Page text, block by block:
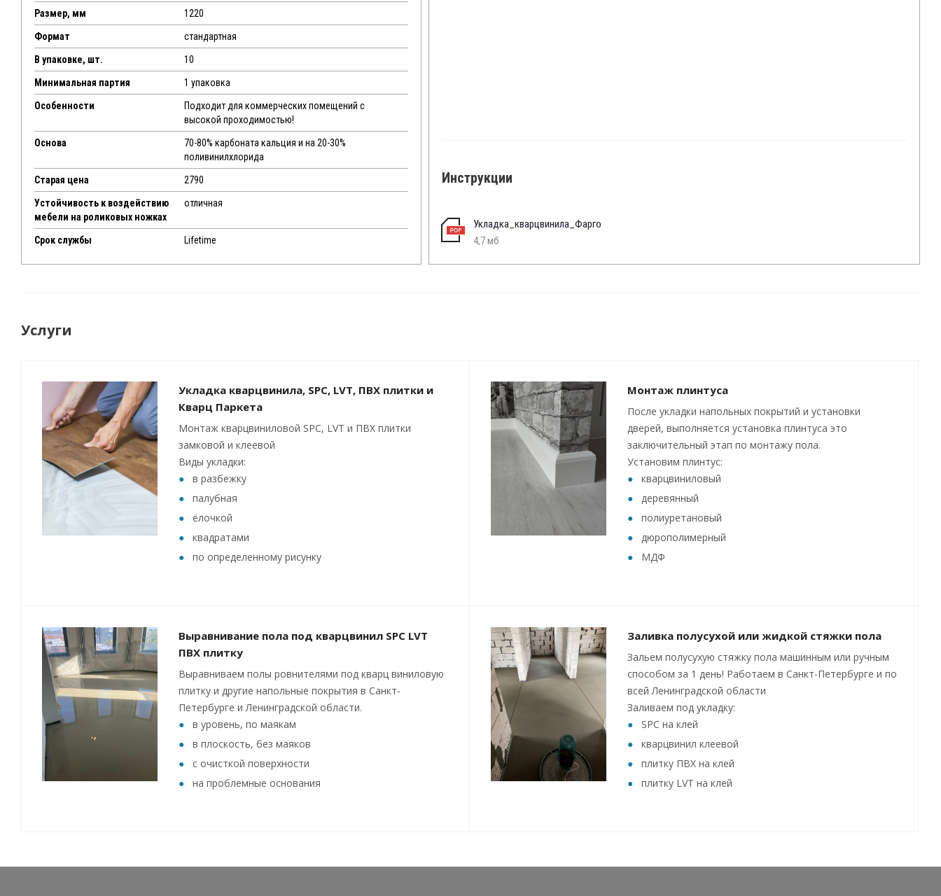
Размер, мм 1220
Формат стандартная
В упаковке, шт. 10
Минимальная партия 1 упаковка
Особенности
Подходит для коммерческих помещений с
высокой проходимостью!
Основа
70-80% карбоната кальция и на 20-30%
поливинилхлорида
Старая цена 2790
Устойчивость к воздействию
мебели на роликовых ножках
отличная
Срок службы Lifetime
Инструкции
Укладка_кварцвинила_Фарго
4,7 мб
Услуги
Укладка кварцвинила, SPC, LVT, ПВХ плитки и
Кварц Паркета
Монтаж кварцвиниловой SPC, LVT и ПВХ плитки
замковой и клеевой
Виды укладки:
в разбежку
палубная
ёлочкой
квадратами
по определенному рисунку
Монтаж плинтуса
После укладки напольных покрытий и установки
дверей, выполняется установка плинтуса это
заключительный этап по монтажу пола.
Установим плинтус:
кварцвиниловый
деревянный
полиуретановый
дюрополимерный
МДФ
Выравнивание пола под кварцвинил SPC LVT
ПВХ плитку
Выравниваем полы ровнителями под кварц виниловую
плитку и другие напольные покрытия в Санкт-
Петербурге и Ленинградской области.
в уровень, по маякам
в плоскость, без маяков
с очисткой поверхности
на проблемные основания
Заливка полусухой или жидкой стяжки пола
Зальем полусухую стяжку пола машинным или ручным
способом за 1 день! Работаем в Санкт-Петербурге и по
всей Ленинградской области
Заливаем под укладку:
SPC на клей
кварцвинил клеевой
плитку ПВХ на клей
плитку LVT на клей